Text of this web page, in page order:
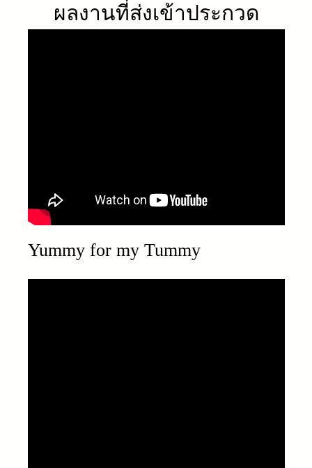
ผลงานที่ส่งเข้าประกวด
Yummy for my Tummy